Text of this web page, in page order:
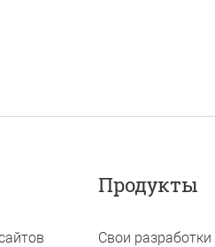
Продукты
Свои разработки